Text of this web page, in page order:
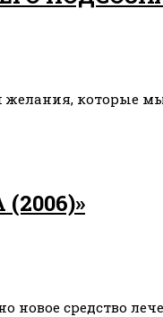
которые
новое средство